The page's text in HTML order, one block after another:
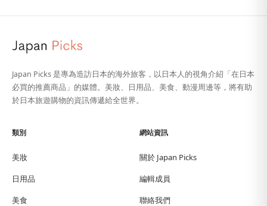
Japan Picks 是專為造訪日本的海外旅客，以日本人的視角介紹「在日本
必買的推薦商品」的媒體。美妝、日用品、美食、動漫周邊等，將有助
於日本旅遊購物的資訊傳遞給全世界。
類別
美妝
日用品
美食
網站資訊
關於 Japan Picks
編輯成員
聯絡我們